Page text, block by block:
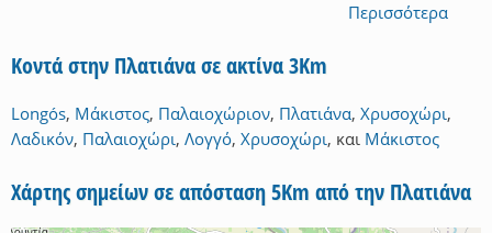
Περισσότερα
Κοντά στην Πλατιάνα σε ακτίνα 3Km
Longós, Μάκιστος, Παλαιοχώριον, Πλατιάνα, Χρυσοχώρι,
Λαδικόν, Παλαιοχώρι, Λογγό, Χρυσοχώρι, και Μάκιστος
Χάρτης σημείων σε απόσταση 5Km από την Πλατιάνα